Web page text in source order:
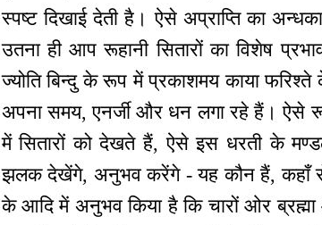
स्पष्ट दिखाई देती है। ऐसे अप्राप्ति का
उतना ही आप रूहानी सितारों का विशेष
ज्योति बिन्दु के रूप में प्रकाशमय काया
अपना समय, एनर्जी और धन लगा रहे हैं। ऐसे
में सितारों को देखते हैं, ऐसे इस धरती के
झलक देखेंगे, अनुभव करेंगे - यह कौन हैं, कहाँ
के आदि में अनुभव किया है कि चारों ओर